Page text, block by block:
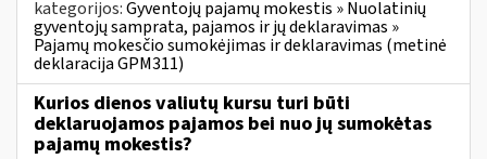
kategorijos:Gyventojų pajamų mokestis » Nuolatinių
gyventojų samprata, pajamos ir jų deklaravimas »
Pajamų mokesčio sumokėjimas ir deklaravimas (metinė
deklaracija GPM311)
Kurios dienos valiutų kursu turi būti
deklaruojamos pajamos bei nuo jų sumokėtas
pajamų mokestis?